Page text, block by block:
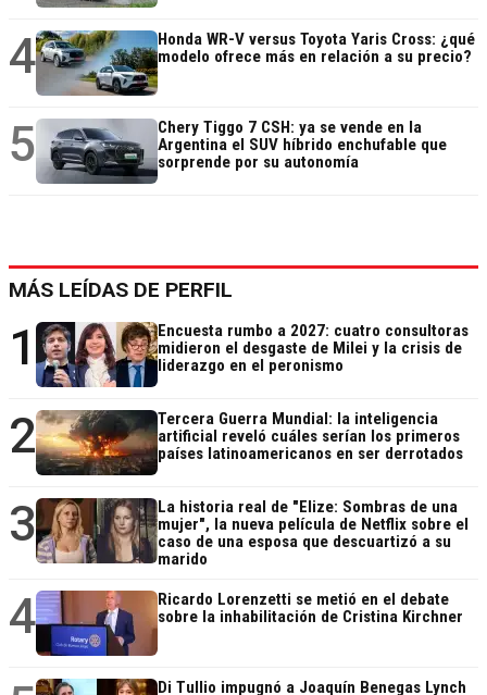
4
Honda WR-V versus Toyota Yaris Cross: ¿qué
modelo ofrece más en relación a su precio?
5
Chery Tiggo 7 CSH: ya se vende en la
Argentina el SUV híbrido enchufable que
sorprende por su autonomía
MÁS LEÍDAS DE PERFIL
1
Encuesta rumbo a 2027: cuatro consultoras
midieron el desgaste de Milei y la crisis de
liderazgo en el peronismo
2
Tercera Guerra Mundial: la inteligencia
artificial reveló cuáles serían los primeros
países latinoamericanos en ser derrotados
3
La historia real de "Elize: Sombras de una
mujer", la nueva película de Netflix sobre el
caso de una esposa que descuartizó a su
marido
4
Ricardo Lorenzetti se metió en el debate
sobre la inhabilitación de Cristina Kirchner
Di Tullio impugnó a Joaquín Benegas Lynch